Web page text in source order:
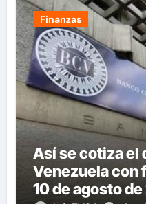
Finanzas
Así se cotiza el
Venezuela con
10 de agosto